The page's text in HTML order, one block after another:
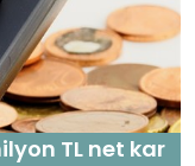
TL net kar